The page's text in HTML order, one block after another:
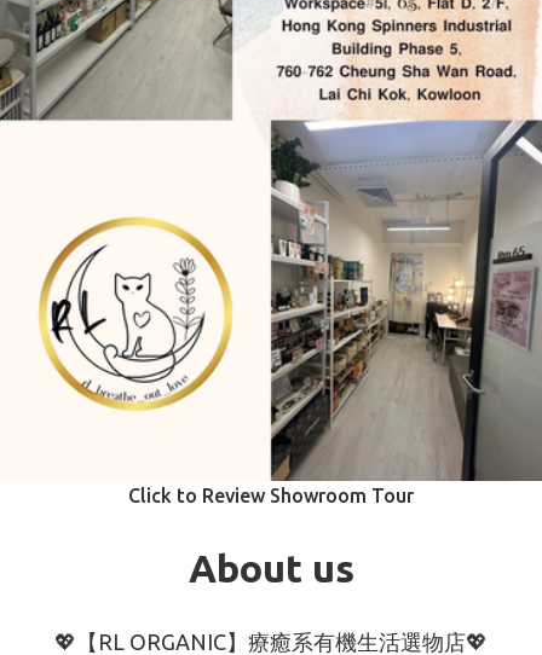
Click to Review Showroom Tour
About us
💖【RL ORGANIC】療癒系有機生活選物店💖